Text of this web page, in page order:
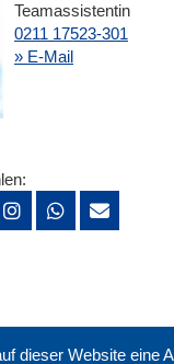
Teamassistentin
0211 17523-301
» E-Mail
dieser Website eine